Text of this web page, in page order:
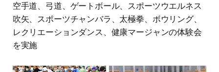
空手道、弓道、ゲートボール、スポーツウエルネス
吹矢、スポーツチャンバラ、太極拳、ボウリング、
レクリエーションダンス、健康マージャンの体験会
を実施